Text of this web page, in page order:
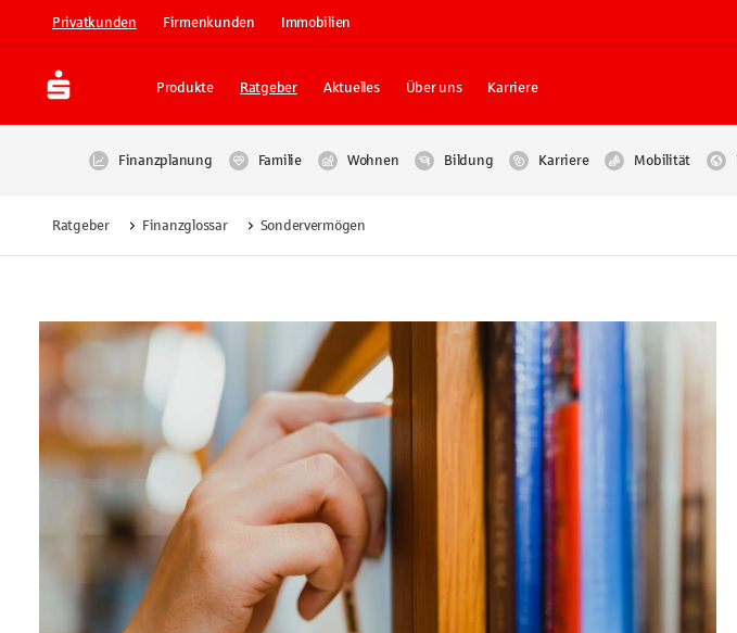
Privatkunden Firmenkunden Immobilien
Produkte Ratgeber Aktuelles Über uns Karriere
Finanzplanung Familie Wohnen Bildung Karriere Mobilität
Ratgeber Finanzglossar Sondervermögen